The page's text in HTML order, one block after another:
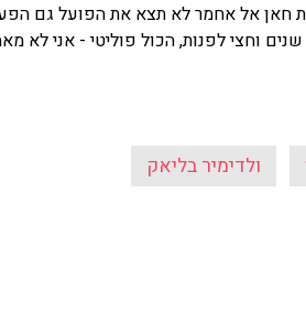
את חאן אל אחמר לא תצא את הפועל גם
וחצי לפנות, הכול פוליטי - אני לא
ולדימיר בליאק